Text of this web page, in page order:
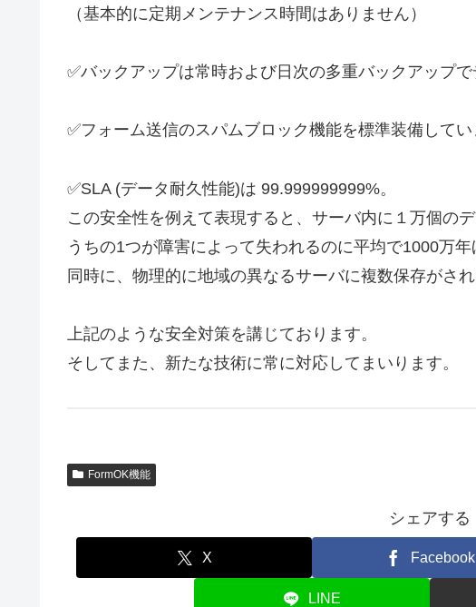
（基本的に定期メンテナンス時間はありません）
✅バックアップは常時および日次の多重バックアップ
✅フォーム送信のスパムブロック機能を標準装備してい
✅SLA (データ耐久性能)は 99.999999999%。
この安全性を例えて表現すると、サーバ内に１万個の
うちの1つが障害によって失われるのに平均で1000万
同時に、物理的に地域の異なるサーバに複数保存がさ
上記のような安全対策を講じております。
そしてまた、新たな技術に常に対応してまいります。
FormOK機能
シェアする
X Facebook
LINE